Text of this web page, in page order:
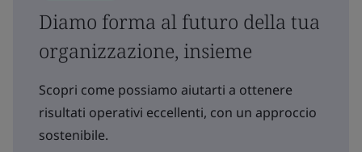
Diamo forma al futuro della tua
organizzazione, insieme
Scopri come possiamo aiutarti a ottenere
risultati operativi eccellenti, con un approccio
sostenibile.